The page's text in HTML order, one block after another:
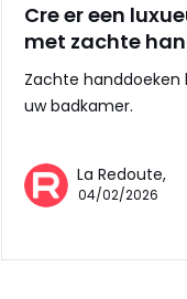
Cre er een
met zachte
Zachte handdoeken
uw badkamer.
La Redoute,
04/02/2026